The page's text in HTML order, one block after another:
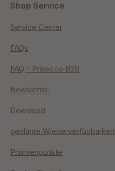
Shop Service
Service Center
FAQs
FAQ - Prisecco B2B
Newsletter
Download
geplante Wiederverfügbarkeit
Prämienpunkte